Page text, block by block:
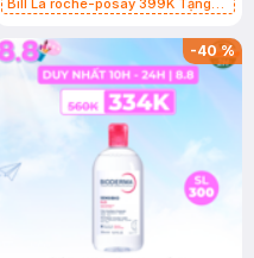
Bill La roche-posay 399K Tặng
(SL có hạn)
-40%